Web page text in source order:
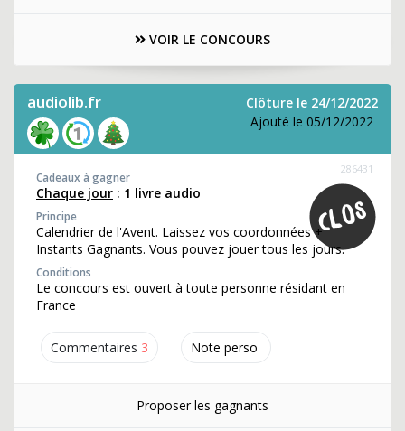
VOIR LE CONCOURS
audiolib.fr
Clôture le 24/12/2022
Ajouté le 05/12/2022
Commentaires 3 Note perso
286431
Cadeaux à gagner
Chaque jour : 1 livre audio
Principe
Calendrier de l'Avent. Laissez vos coordonnées +
Instants Gagnants. Vous pouvez jouer tous les jours.
Conditions
Le concours est ouvert à toute personne résidant en
France
Proposer les gagnants